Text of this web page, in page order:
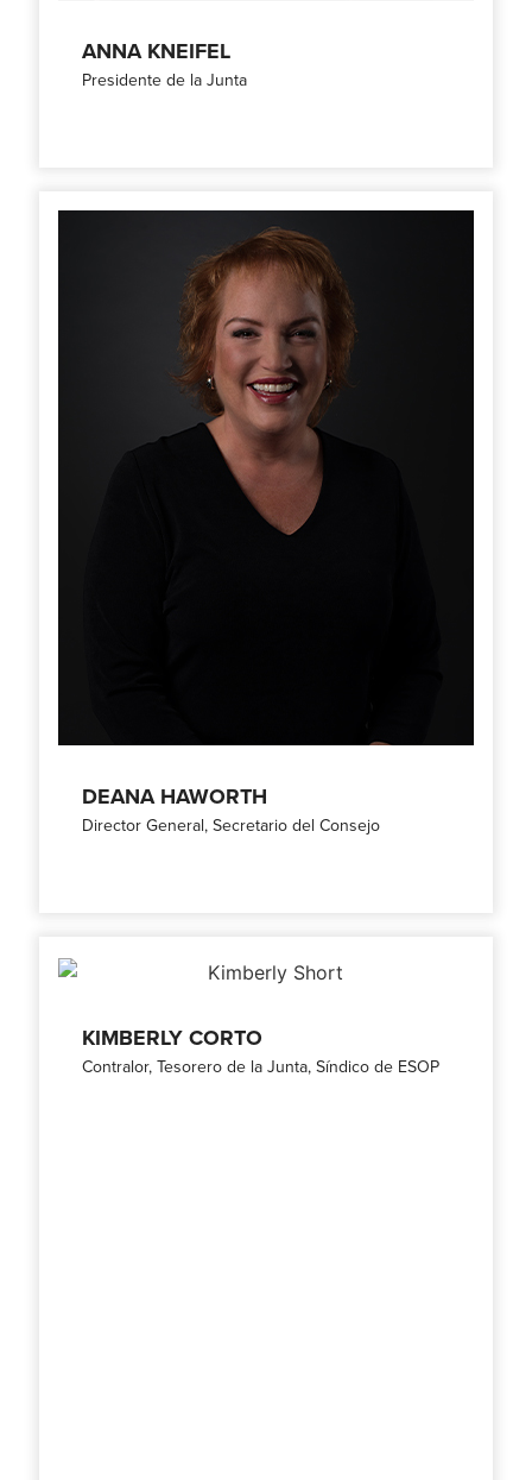
ANNA KNEIFEL
Presidente de la Junta
DEANA HAWORTH
Director General, Secretario del Consejo
KIMBERLY CORTO
Contralor, Tesorero de la Junta, Síndico de ESOP